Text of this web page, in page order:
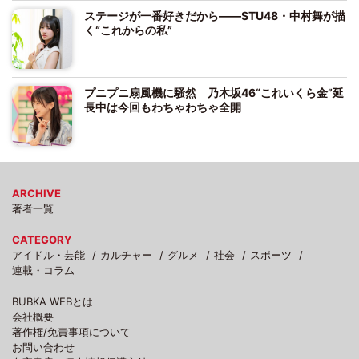
ステージが一番好きだから――STU48・中村舞が描
く“これからの私”
プニプニ扇風機に騒然 乃木坂46“これいくら金”延
長中は今回もわちゃわちゃ全開
ARCHIVE
著者一覧
CATEGORY
アイドル・芸能
カルチャー グルメ 社会
スポーツ
連載・コラム
BUBKA WEBとは
会社概要
著作権/免責事項について
お問い合わせ